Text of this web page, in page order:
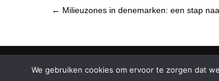
Post
← Milieuzones in denemarken: een stap
We gebruiken cookies om ervoor te zorgen dat